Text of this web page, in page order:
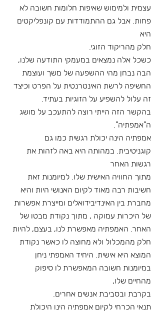
עצמית ולמימוש שאיפות חלומות חשובה לא
פחות. אבל גם ההתמודדות עם קונפליקטים
היא
חלק מהריקוד הזוגי.
כשכל אלה נמצאים במעמקי התודעה שלנו,
הבה נבחן מהי ההשפעה של משך ועוצמת
החשיפה לרשת האינטרנטית על הפרט וכיצד
זה עלול להשפיע על הזוגיות בעתיד.
בהקשר הזה הייתי רוצה להתעכב על מושג
ה"אמפתיה".
אמפתיה הינה יכולת רגשית כמו גם
קוגניטיבית. במהותה היא באה לזהות את
רגשות האחר
מתוך החוויה האישית שלו. למיומנות זאת
חשיבות רבה מאוד לקיום האנושי היות והיא
מחברת בין האינדיבידואלים ומייצרת אפשרות
של היכרות עמוקה , מתוך נקודת מבטו של
האחר. האמפתיה מאפשרת לנו, בעצם, להיות
חלק מהמכלול ולא מחוצה לו כאשר נקודת
המוצא היא אישית. היחיד האמפתי ניחן
במיומנות חשובה המאפשרת לו סיפוק
מהחיים שלו,
בקרבת ובסביבת אנשים אחרים.
תנאי הכרחי לקיום אמפתיה הינו היכולת